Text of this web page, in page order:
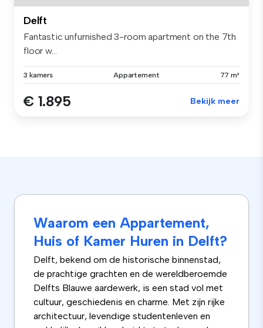
Delft
Fantastic unfurnished 3-room apartment on the 7th
floor w...
3 kamers Appartement 77 m²
€ 1.895 Bekijk meer
Waarom een Appartement,
Huis of Kamer Huren in Delft?
Delft, bekend om de historische binnenstad,
de prachtige grachten en de wereldberoemde
Delfts Blauwe aardewerk, is een stad vol met
cultuur, geschiedenis en charme. Met zijn rijke
architectuur, levendige studentenleven en